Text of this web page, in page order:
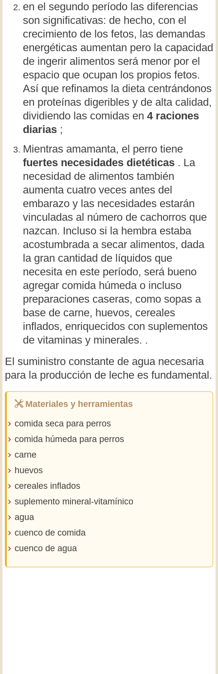
en el segundo período las diferencias
son significativas: de hecho, con el
crecimiento de los fetos, las demandas
energéticas aumentan pero la capacidad
de ingerir alimentos será menor por el
espacio que ocupan los propios fetos.
Así que refinamos la dieta centrándonos
en proteínas digeribles y de alta calidad,
dividiendo las comidas en 4 raciones
diarias ;
Mientras amamanta, el perro tiene
fuertes necesidades dietéticas . La
necesidad de alimentos también
aumenta cuatro veces antes del
embarazo y las necesidades estarán
vinculadas al número de cachorros que
nazcan. Incluso si la hembra estaba
acostumbrada a secar alimentos, dada
la gran cantidad de líquidos que
necesita en este período, será bueno
agregar comida húmeda o incluso
preparaciones caseras, como sopas a
base de carne, huevos, cereales
inflados, enriquecidos con suplementos
de vitaminas y minerales. .
El suministro constante de agua necesaria
para la producción de leche es fundamental.
Materiales y herramientas
comida seca para perros
comida húmeda para perros
carne
huevos
cereales inflados
suplemento mineral-vitamínico
agua
cuenco de comida
cuenco de agua